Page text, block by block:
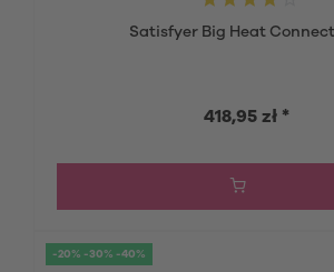
Satisfyer Big Heat
418,95 zł *
-20% -30% -40%